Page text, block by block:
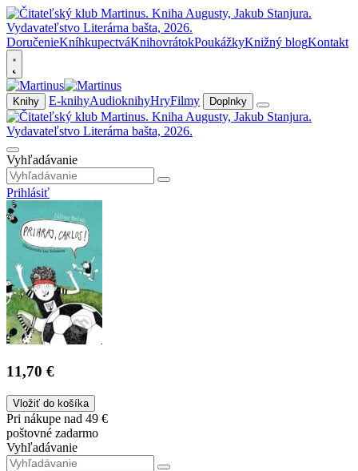
DoručenieKníhkupectváKnihovrátokPoukážkyKnižný blogKontakt
Knihy E-knihyAudioknihyHryFilmy Doplnky
Vyhľadávanie
Prihlásiť
11,70 €
Vložiť do košíka
Pri nákupe nad 49 €
poštovné zadarmo
Vyhľadávanie